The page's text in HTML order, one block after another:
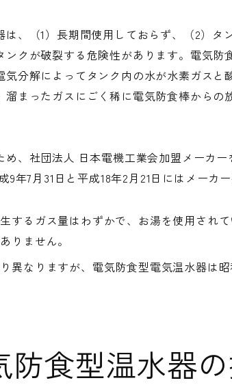
は、（1）長期間使用しておらず、（2）タ
ンクが破裂する危険性があります。電気
気分解によってタンク内の水が水素ガス
溜まったガスにごく稀に電気防食棒から
め、社団法人 日本電機工業会加盟メーカ
9年7月31日と平成18年2月21日にはメーカ
するガス量はわずかで、お湯を使用され
りません。
異なりますが、電気防食型電気温水器は
防食型温水器